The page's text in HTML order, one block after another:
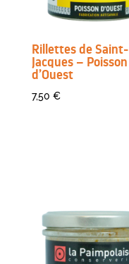
Rillettes de Saint-
Jacques – Poisson
d’Ouest
7,50 €